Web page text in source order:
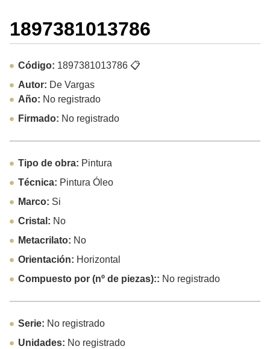
1897381013786
Código: 1897381013786📋
Autor: De Vargas
Año: No registrado
Firmado: No registrado
Tipo de obra: Pintura
Técnica: Pintura Óleo
Marco: Si
Cristal: No
Metacrilato: No
Orientación: Horizontal
Compuesto por (nº de piezas):: No registrado
Serie: No registrado
Unidades: No registrado